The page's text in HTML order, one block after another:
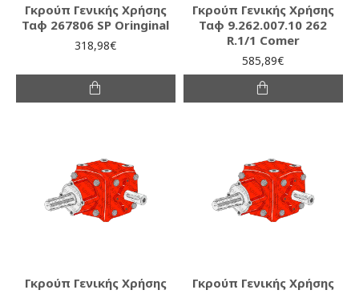
Γκρούπ Γενικής Χρήσης
Ταφ 267806 SP Oringinal
318,98€
Γκρούπ Γενικής Χρήσης
Ταφ 9.262.007.10 262
R.1/1 Comer
585,89€
Γκρούπ Γενικής Χρήσης
Γκρούπ Γενικής Χρήσης